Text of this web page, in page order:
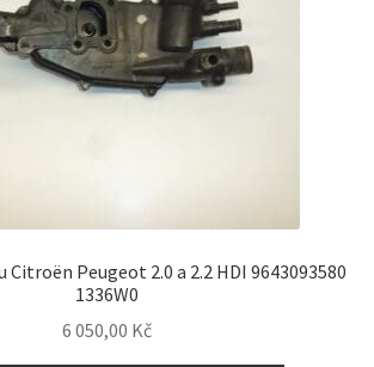
Peugeot 2.0 a 2.2 HDI 9643093580
1336W0
6 050,00 Kč